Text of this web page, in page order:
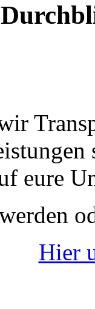
eure
Hier